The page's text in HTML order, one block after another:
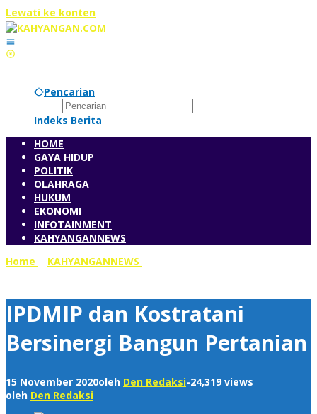
Lewati ke konten
Pencarian
Indeks Berita
HOME
GAYA HIDUP
POLITIK
OLAHRAGA
HUKUM
EKONOMI
INFOTAINMENT
KAHYANGANNEWS
Home
KAHYANGANNEWS
IPDMIP dan Kostratani
Bersinergi Bangun Pertanian
15 November 2020oleh Den Redaksi-24,319 views
oleh Den Redaksi